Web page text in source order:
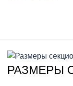
РАЗМЕРЫ